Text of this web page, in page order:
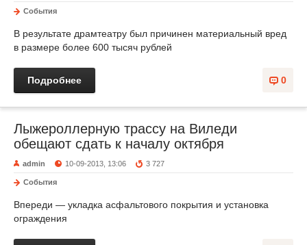
События
В результате драмтеатру был причинен материальный вред
в размере более 600 тысяч рублей
0
Подробнее
Лыжероллерную трассу на Виледи
обещают сдать к началу октября
admin 10-09-2013, 13:06 3 727
События
Впереди — укладка асфальтового покрытия и установка
ограждения